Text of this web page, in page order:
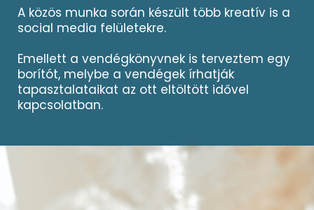
A közös munka során készült több kreatív is a
social media felületekre.
Emellett a vendégkönyvnek is terveztem egy
borítót, melybe a vendégek írhatják
tapasztalataikat az ott eltöltött idővel
kapcsolatban.